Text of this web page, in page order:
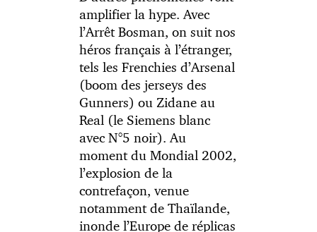
amplifier la hype. Avec
l’Arrêt Bosman, on suit nos
héros français à l’étranger,
tels les Frenchies d’Arsenal
(boom des jerseys des
Gunners) ou Zidane au
Real (le Siemens blanc
avec N°5 noir). Au
moment du Mondial 2002,
l’explosion de la
contrefaçon, venue
notamment de Thaïlande,
inonde l’Europe de réplicas